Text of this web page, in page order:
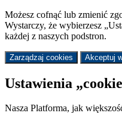
Możesz cofnąć lub zmienić
Wystarczy, że wybierzesz
każdej z naszych podstron.
Zarządzaj cookies Akceptuj
Ustawienia
Nasza Platforma, jak